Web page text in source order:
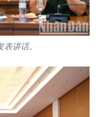
讲话。